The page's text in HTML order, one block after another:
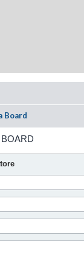
Board